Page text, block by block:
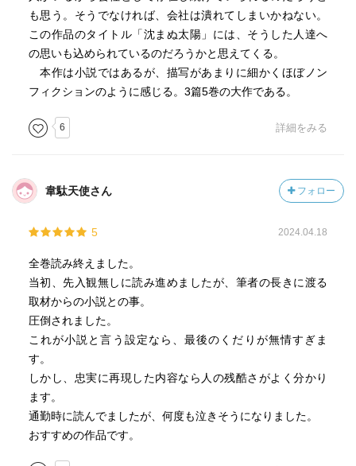
も思う。そうでなければ、会社は潰れてしまいかねない。
この作品のタイトル「沈まぬ太陽」には、そうした人達へ
の思いも込められているのだろうかと思えてくる。
本作は小説ではあるが、描写があまりに細かくほぼノン
フィクションのように感じる。3篇5巻の大作である。
6 詳細をみる
韋駄天使さん フォロー
5 2024.04.18
全巻読み終えました。
当初、先入観無しに読み進めましたが、筆者の長きに渡る
取材からの小説との事。
圧倒されました。
これが小説と言う設定なら、最後のくだりが無情すぎま
す。
しかし、忠実に再現した内容なら人の残酷さがよく分かり
ます。
通勤時に読んでましたが、何度も泣きそうになりました。
おすすめの作品です。